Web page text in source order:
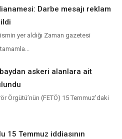
Darbe mesajı reklam
yer aldığı Zaman gazetesi
askeri alanlara ait
Örgütü’nün (FETÖ) 15 Temmuz’daki
15 Temmuz iddiasının